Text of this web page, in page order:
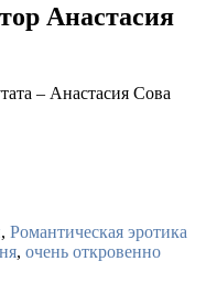
Анастасия
, Романтическая эротика
, очень откровенно